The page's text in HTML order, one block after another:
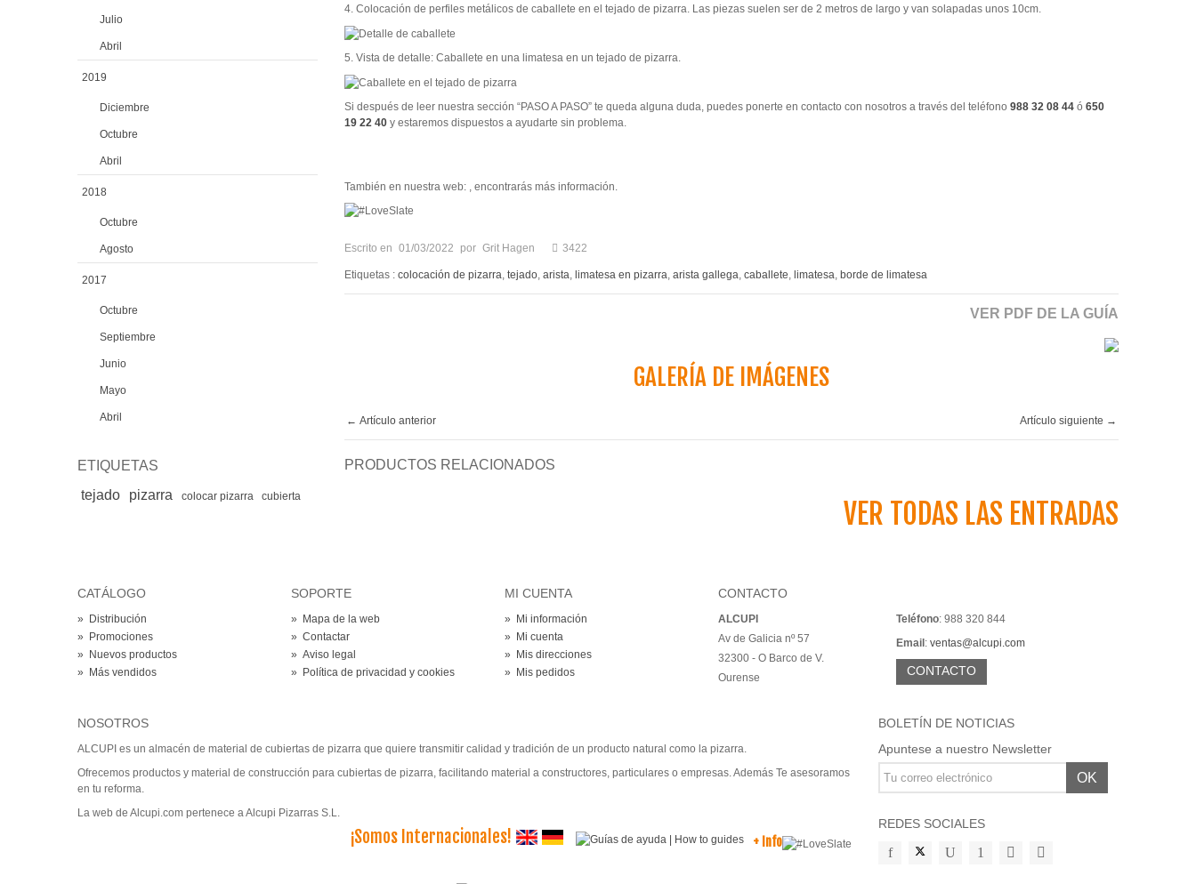
Julio
Abril
2019
Diciembre
Octubre
Abril
2018
Octubre
Agosto
2017
Octubre
Septiembre
Junio
Mayo
Abril
ETIQUETAS
tejado
pizarra colocar pizarra cubierta
4. Colocación de perfiles metálicos de caballete en el tejado de pizarra. Las piezas suelen ser de 2 metros de largo y van solapadas unos 10cm.
5. Vista de detalle: Caballete en una limatesa en un tejado de pizarra.
Si después de leer nuestra sección “PASO A PASO” te queda alguna duda, puedes ponerte en contacto con nosotros a través del teléfono 988 32 08 44 ó 650
19 22 40 y estaremos dispuestos a ayudarte sin problema.
También en nuestra web: , encontrarás más información.
Escrito en 01/03/2022 por Grit Hagen 3422
Etiquetas : colocación de pizarra, tejado, arista, limatesa en pizarra, arista gallega, caballete, limatesa, borde de limatesa
VER PDF DE LA GUÍA
GALERÍA DE IMÁGENES
Artículo anterior Artículo siguiente
PRODUCTOS RELACIONADOS
VER TODAS LAS ENTRADAS
CATÁLOGO
»
Distribución
»
Promociones
»
Nuevos productos
»
Más vendidos
SOPORTE
»
Mapa de la web
» Contactar
» Aviso legal
»
Política de privacidad y cookies
MI CUENTA
»
Mi información
»
Mi cuenta
»
Mis direcciones
»
Mis pedidos
CONTACTO
ALCUPI
Av de Galicia nº 57
32300 - O Barco de V.
Ourense
Teléfono: 988 320 844
Email : ventas@alcupi.com
CONTACTO
NOSOTROS
ALCUPI es un almacén de material de cubiertas de pizarra que quiere transmitir calidad y tradición de un producto natural como la pizarra.
Ofrecemos productos y material de construcción para cubiertas de pizarra, facilitando material a constructores, particulares o empresas. Además Te asesoramos
en tu reforma.
La web de Alcupi.com pertenece a Alcupi Pizarras S.L.
¡Somos Internacionales! + Info
BOLETÍN DE NOTICIAS
Apuntese a nuestro Newsletter
OK
REDES SOCIALES